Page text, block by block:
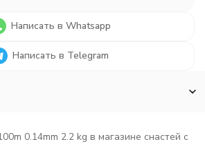
Написать в Whatsapp
Написать в Telegram
0.14mm 2.2 kg в магазине снастей с